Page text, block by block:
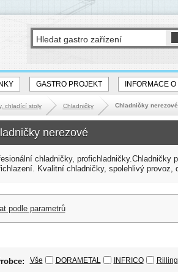
GASTRO PROJEKT INFORMACE
chladící stoly Chladničky Chladničky nerezové
nerezové
chladničky,
Kvalitní chladničky, spolehlivý provoz,
podle parametrů
Vše DORAMETAL INFRICO Rilling